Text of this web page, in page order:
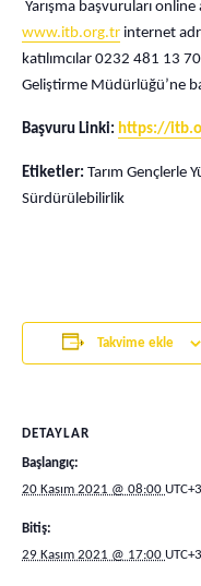
Yarışma başvuruları
www.itb.org.tr internet
katılımcılar 0232 481 13
Geliştirme Müdürlüğü’ne
Başvuru Linki: https://
Etiketler: Tarım Gençlerle
Sürdürülebilirlik
Takvime ekle
DETAYLAR
Başlangıç:
20 Kasım 2021 @ 08:00 UTC+3
Bitiş:
29 Kasım 2021 @ 17:00 UTC+3